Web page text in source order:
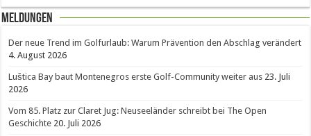
Meldungen
Der neue Trend im Golfurlaub: Warum Prävention den Abschlag verändert
4. August 2026
Luštica Bay baut Montenegros erste Golf-Community weiter aus 23. Juli
2026
Vom 85. Platz zur Claret Jug: Neuseeländer schreibt bei The Open
Geschichte 20. Juli 2026